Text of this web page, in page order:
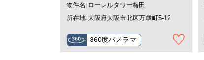
物件名:ローレルタワー梅田
所在地:大阪府大阪市北区万歳町5-12
360度パノラマ